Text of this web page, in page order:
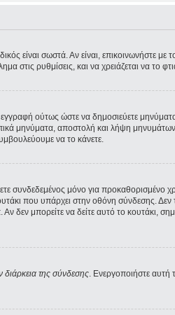
είναι σωστά. Αν είναι, επικοινωνήστε με
στις ρυθμίσεις, και να χρειάζεται να το
εγγραφή ούτως ώστε να δημοσιεύετε
μηνύματα, αποστολή και λήψη
να το κάνετε.
συνδεδεμένος μόνο για προκαθορισμένο
που υπάρχει στην οθόνη σύνδεσης. Δεν
μπορείτε να δείτε αυτό το κουτάκι,
της σύνδεσης. Ενεργοποιήστε αυτή